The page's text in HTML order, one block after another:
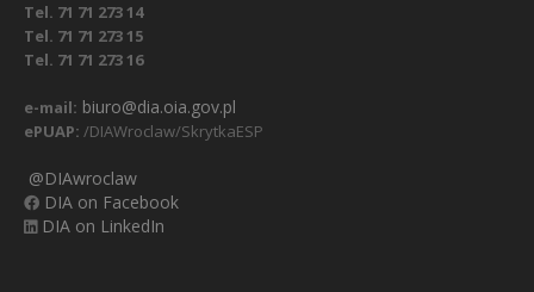
Tel. 71 71 273 14
Tel. 71 71 273 15
Tel. 71 71 273 16
e-mail: biuro@dia.oia.gov.pl
ePUAP: /DIAWroclaw/SkrytkaESP
@DIAwroclaw
DIA on Facebook
DIA on LinkedIn